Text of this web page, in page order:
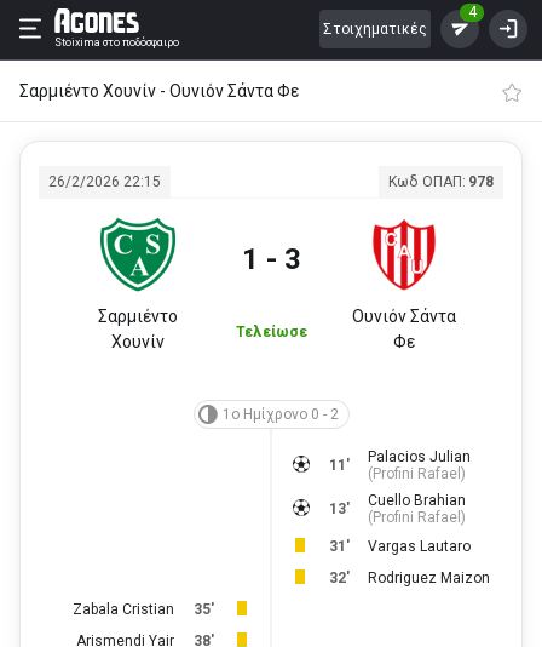
Stoixima στο ποδόσφαιρο
Στοιχηματικές
4
Σαρμιέντο Χουνίν - Ουνιόν Σάντα Φε
26/2/2026 22:15 Κωδ ΟΠΑΠ: 978
Σαρμιέντο
Χουνίν
1 - 3
Τελείωσε
Ουνιόν Σάντα
Φε
1ο Ημίχρονο 0 - 2
11'
Palacios Julian
( Profini Rafael )
13'
Cuello Brahian
( Profini Rafael )
31'
Vargas Lautaro
32'
Rodriguez Maizon
35'
Zabala Cristian
38'
Arismendi Yair